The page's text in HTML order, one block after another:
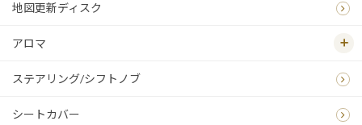
地図更新ディスク
アロマ
ステアリング/シフトノブ
シートカバー